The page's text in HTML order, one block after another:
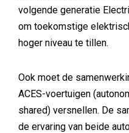
volgende generatie
om toekomstige
hoger niveau te tillen.
Ook moet de
ACES-voertuigen
shared) versnellen. De
de ervaring van beide